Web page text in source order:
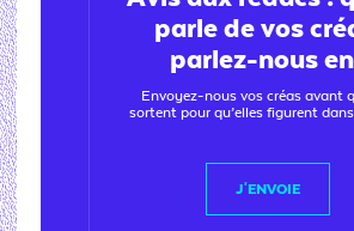
parle de vos
parlez-nous
Envoyez-nous vos créas avant
sortent pour qu’elles figurent
J'ENVOIE